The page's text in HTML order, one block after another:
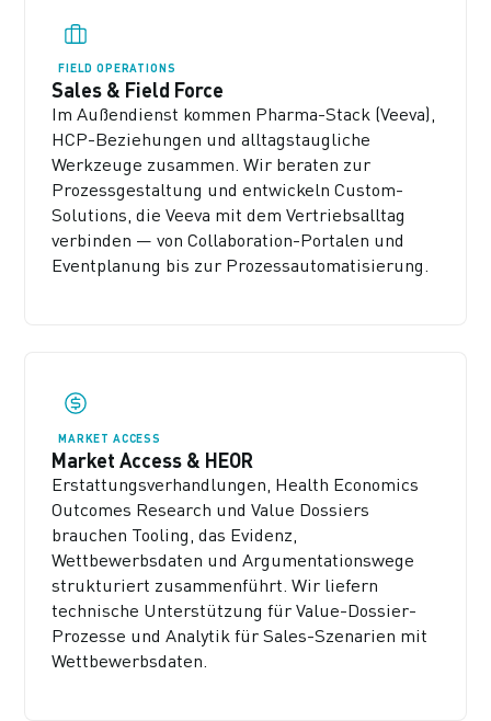
FIELD OPERATIONS
Sales & Field Force
Im Außendienst kommen Pharma-Stack (Veeva),
HCP-Beziehungen und alltagstaugliche
Werkzeuge zusammen. Wir beraten zur
Prozessgestaltung und entwickeln Custom-
Solutions, die Veeva mit dem Vertriebsalltag
verbinden — von Collaboration-Portalen und
Eventplanung bis zur Prozessautomatisierung.
MARKET ACCESS
Market Access & HEOR
Erstattungsverhandlungen, Health Economics
Outcomes Research und Value Dossiers
brauchen Tooling, das Evidenz,
Wettbewerbsdaten und Argumentationswege
strukturiert zusammenführt. Wir liefern
technische Unterstützung für Value-Dossier-
Prozesse und Analytik für Sales-Szenarien mit
Wettbewerbsdaten.